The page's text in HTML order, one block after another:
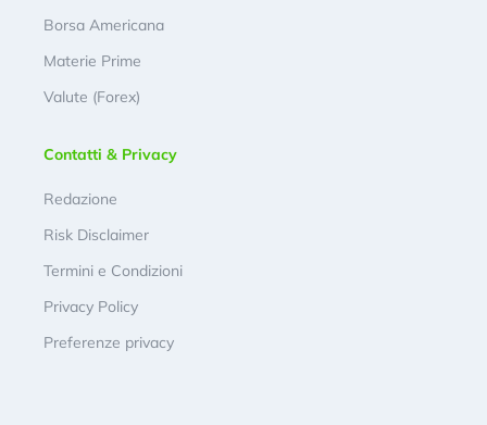
Borsa Americana
Materie Prime
Valute (Forex)
Contatti & Privacy
Redazione
Risk Disclaimer
Termini e Condizioni
Privacy Policy
Preferenze privacy